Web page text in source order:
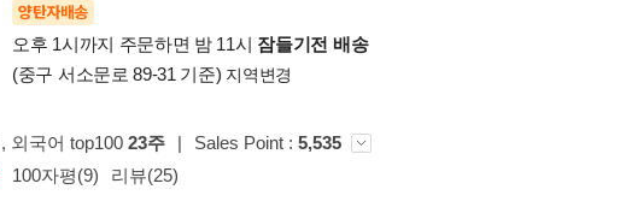
양탄자배송
오후 1시까지 주문하면 밤 11시 잠들기전 배송
(중구 서소문로 89-31 기준) 지역변경
, 외국어 top100 23주 | Sales Point : 5,535
100자평(9) 리뷰(25)